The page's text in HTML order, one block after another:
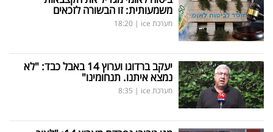
משמעותית: זו הבשורה לזכאים
מערכת ice |
18:20
יעקב ברדוגו וערוץ 14 באבל כבד: "לא
נמצא איתנו. תנחומינו"
מערכת ice |
8:35